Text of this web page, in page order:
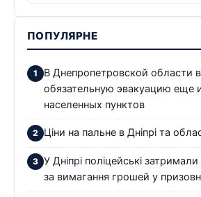
ПОПУЛЯРНЕ
В Днепропетровской области
обязательную эвакуацию еще
населенных пунктов
Ціни на пальне в Дніпрі та
У Дніпрі поліцейські
за вимагання грошей у